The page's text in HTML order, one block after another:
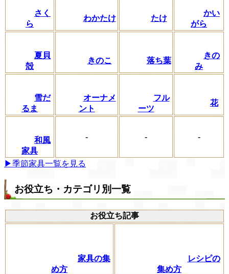
さく
ら
わかたけ たけ
かい
がら
夏貝
殻
きのこ 落ち葉
きの
み
雪だ
るま
オーナメ
ント
フル
ーツ
花
和風
家具
- - -
▶季節家具一覧を見る
お役立ち・カテゴリ別一覧
お役立ち記事
家具の集
め方
レシピの
集め方